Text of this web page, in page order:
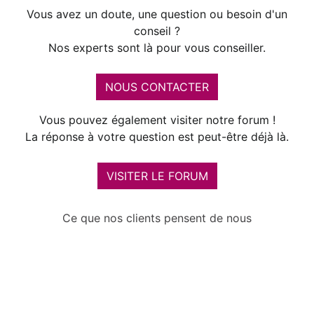
Vous avez un doute, une question ou besoin d'un
conseil ?
Nos experts sont là pour vous conseiller.
NOUS CONTACTER
Vous pouvez également visiter notre forum !
La réponse à votre question est peut-être déjà là.
VISITER LE FORUM
Ce que nos clients pensent de nous